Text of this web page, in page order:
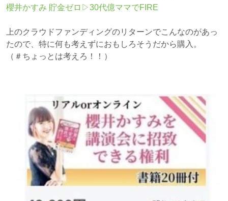
櫻井かすみ 貯金ゼロ▷30代億ママでFIRE
上のクラウドファンディングのリターンでこんなのがあっ
たので、特に何も考えずにおもしろそうだから購入。
（＃ちょっとは考えろ！！）